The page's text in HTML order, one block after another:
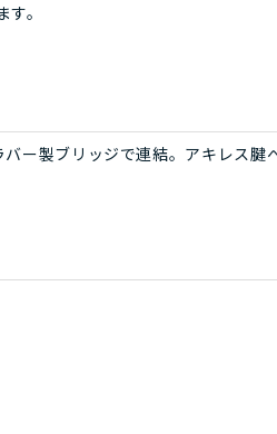
。
ー製ブリッジで連結。アキレス腱